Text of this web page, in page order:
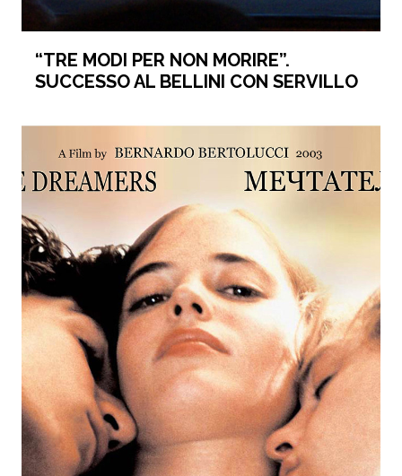
“TRE MODI PER NON MORIRE”.
SUCCESSO AL BELLINI CON SERVILLO